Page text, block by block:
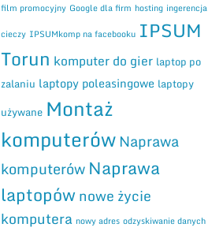
film promocyjny Google dla firm hosting ingerencja
cieczy IPSUMkomp na facebooku IPSUM
Torun komputer do gier laptop po
zalaniu laptopy poleasingowe laptopy
używane Montaż
komputerów Naprawa
komputerów Naprawa
laptopównowe życie
komputera nowy adres odzyskiwanie danych